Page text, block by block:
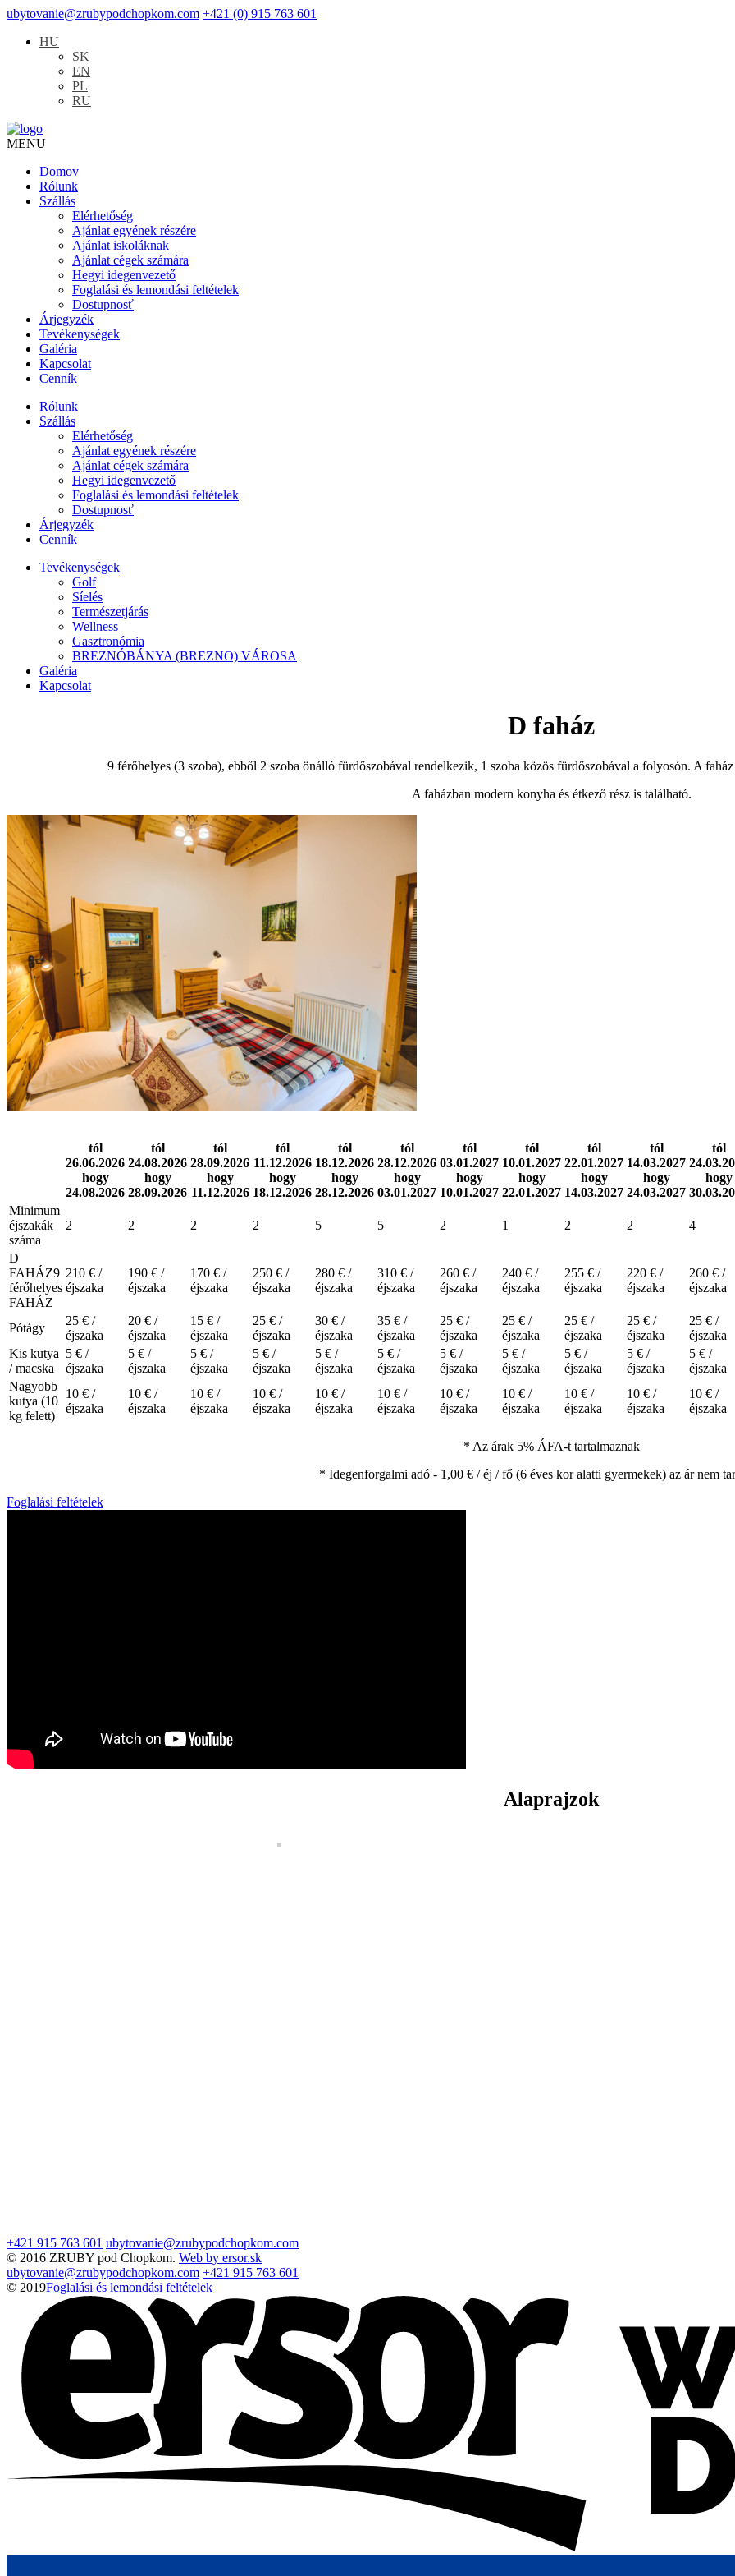
ubytovanie@zrubypodchopkom.com +421 (0) 915 763 601
HU
SK
EN
PL
RU
MENU
Domov
Rólunk
Szállás
Elérhetőség
Ajánlat egyének részére
Ajánlat iskoláknak
Ajánlat cégek számára
Hegyi idegenvezető
Foglalási és lemondási feltételek
Dostupnosť
Árjegyzék
Tevékenységek
Galéria
Kapcsolat
Cenník
Rólunk
Szállás
Elérhetőség
Ajánlat egyének részére
Ajánlat cégek számára
Hegyi idegenvezető
Foglalási és lemondási feltételek
Dostupnosť
Árjegyzék
Cenník
Tevékenységek
Golf
Síelés
Természetjárás
Wellness
Gasztronómia
BREZNÓBÁNYA (BREZNO) VÁROSA
Galéria
Kapcsolat
D faház
9 férőhelyes (3 szoba), ebből 2 szoba önálló fürdőszobával rendelkezik, 1 szoba közös fürdőszobával a folyosón. A
A faházban modern konyha és étkező rész is található.
tól
26.06.2026
hogy
24.08.2026
tól
24.08.2026
hogy
28.09.2026
tól
28.09.2026
hogy
11.12.2026
tól
11.12.2026
hogy
18.12.2026
tól
18.12.2026
hogy
28.12.2026
tól
28.12.2026
hogy
03.01.2027
tól
03.01.2027
hogy
10.01.2027
tól
10.01.2027
hogy
22.01.2027
tól
22.01.2027
hogy
14.03.2027
tól
14.03.2027
hogy
24.03.2027
tól
hogy
Minimum
éjszakák
száma
2 2 2 2 5 5 2 1 2 2 4
D
FAHÁZ9
férőhelyes
FAHÁZ
210 € /
éjszaka
190 € /
éjszaka
170 € /
éjszaka
250 € /
éjszaka
280 € /
éjszaka
310 € /
éjszaka
260 € /
éjszaka
240 € /
éjszaka
255 € /
éjszaka
220 € /
éjszaka
260 € /
éjszaka
Pótágy
25 € /
éjszaka
20 € /
éjszaka
15 € /
éjszaka
25 € /
éjszaka
30 € /
éjszaka
35 € /
éjszaka
25 € /
éjszaka
25 € /
éjszaka
25 € /
éjszaka
25 € /
éjszaka
25 € /
éjszaka
Kis kutya
/ macska
5 € /
éjszaka
5 € /
éjszaka
5 € /
éjszaka
5 € /
éjszaka
5 € /
éjszaka
5 € /
éjszaka
5 € /
éjszaka
5 € /
éjszaka
5 € /
éjszaka
5 € /
éjszaka
5 € /
éjszaka
Nagyobb
kutya (10
kg felett)
10 € /
éjszaka
10 € /
éjszaka
10 € /
éjszaka
10 € /
éjszaka
10 € /
éjszaka
10 € /
éjszaka
10 € /
éjszaka
10 € /
éjszaka
10 € /
éjszaka
10 € /
éjszaka
10 € /
éjszaka
* Az árak 5% ÁFA-t tartalmaznak
* Idegenforgalmi adó - 1,00 € / éj / fő (6 éves kor alatti gyermekek) az ár nem
Foglalási feltételek
Alaprajzok
+421 915 763 601 ubytovanie@zrubypodchopkom.com
© 2016 ZRUBY pod Chopkom. Web by ersor.sk
ubytovanie@zrubypodchopkom.com +421 915 763 601
© 2019Foglalási és lemondási feltételek